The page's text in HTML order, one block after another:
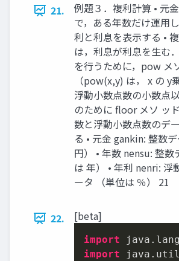
21.
例題３．複利計算 • 元
で，ある年数だけ運用
利と利息を表示する •
は，利息が利息を生む
を行うために，pow メ
（pow(x,y) は， x の y
浮動小数点数の小数点
のために floor メソ ッ
数と浮動小数点数のデ
る • 元金 gankin: 整数
円） • 年数 nensu: 整
は 年） • 年利 nenri: 浮
ータ （単位は ％） 21
22. [beta]
import
import